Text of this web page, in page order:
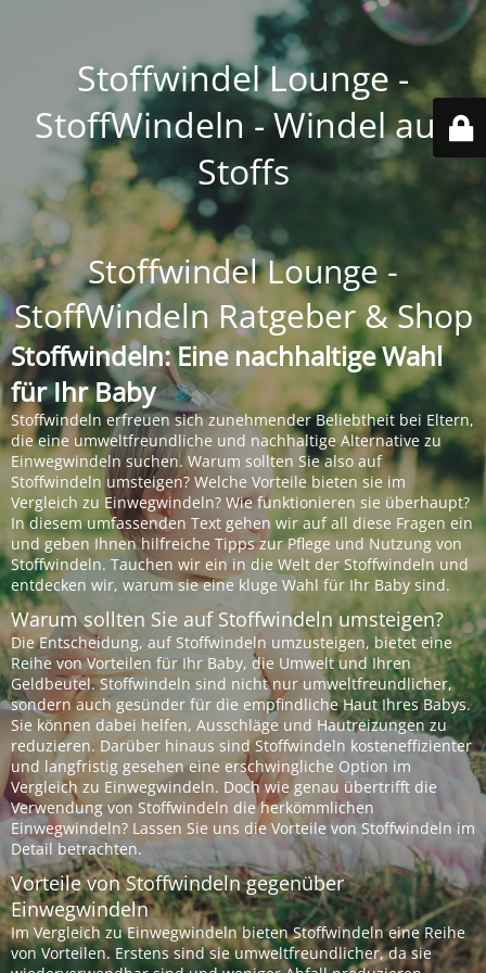
Stoffwindel Lounge -
StoffWindeln - Windel aus
Stoffs
Stoffwindel Lounge -
StoffWindeln Ratgeber & Shop
Stoffwindeln: Eine nachhaltige Wahl
für Ihr Baby
Stoffwindeln erfreuen sich zunehmender Beliebtheit bei Eltern,
die eine umweltfreundliche und nachhaltige Alternative zu
Einwegwindeln suchen. Warum sollten Sie also auf
Stoffwindeln umsteigen? Welche Vorteile bieten sie im
Vergleich zu Einwegwindeln? Wie funktionieren sie überhaupt?
In diesem umfassenden Text gehen wir auf all diese Fragen ein
und geben Ihnen hilfreiche Tipps zur Pflege und Nutzung von
Stoffwindeln. Tauchen wir ein in die Welt der Stoffwindeln und
entdecken wir, warum sie eine kluge Wahl für Ihr Baby sind.
Warum sollten Sie auf Stoffwindeln umsteigen?
Die Entscheidung, auf Stoffwindeln umzusteigen, bietet eine
Reihe von Vorteilen für Ihr Baby, die Umwelt und Ihren
Geldbeutel. Stoffwindeln sind nicht nur umweltfreundlicher,
sondern auch gesünder für die empfindliche Haut Ihres Babys.
Sie können dabei helfen, Ausschläge und Hautreizungen zu
reduzieren. Darüber hinaus sind Stoffwindeln kosteneffizienter
und langfristig gesehen eine erschwingliche Option im
Vergleich zu Einwegwindeln. Doch wie genau übertrifft die
Verwendung von Stoffwindeln die herkömmlichen
Einwegwindeln? Lassen Sie uns die Vorteile von Stoffwindeln im
Detail betrachten.
Vorteile von Stoffwindeln gegenüber
Einwegwindeln
Im Vergleich zu Einwegwindeln bieten Stoffwindeln eine Reihe
von Vorteilen. Erstens sind sie umweltfreundlicher, da sie